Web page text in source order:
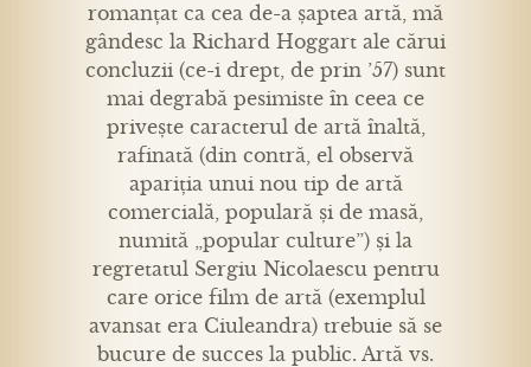
romanțat ca cea de-a șaptea artă, mă
gândesc la Richard Hoggart ale cărui
concluzii (ce-i drept, de prin ’57) sunt
mai degrabă pesimiste în ceea ce
privește caracterul de artă înaltă,
rafinată (din contră, el observă
apariția unui nou tip de artă
comercială, populară și de masă,
numită „popular culture”) și la
regretatul Sergiu Nicolaescu pentru
care orice film de artă (exemplul
avansat era Ciuleandra) trebuie să se
bucure de succes la public. Artă vs.